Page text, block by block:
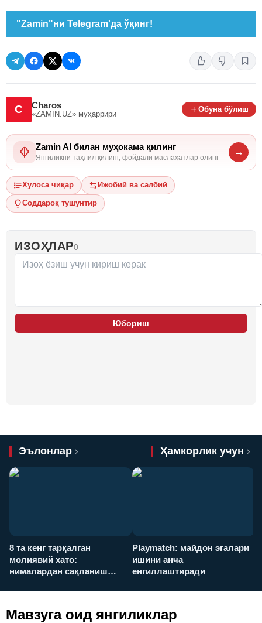
"Zamin"ни Telegram'да ўқинг!
C Charos
«ZAMIN.UZ» муҳаррири
Обуна бўлиш
Zamin AI билан муҳокама қилинг
Янгиликни таҳлил қилинг, фойдали маслаҳатлар олинг
→
Хулоса чиқар Ижобий ва салбий
Соддароқ тушунтир
ИЗОҲЛАР0
Юбориш
Эълонлар Ҳамкорлик учун
8 та кенг тарқалган
молиявий хато:
нималардан сақланиш
Playmatch: майдон эгалари
ишини анча
енгиллаштиради
Мавзуга оид янгиликлар